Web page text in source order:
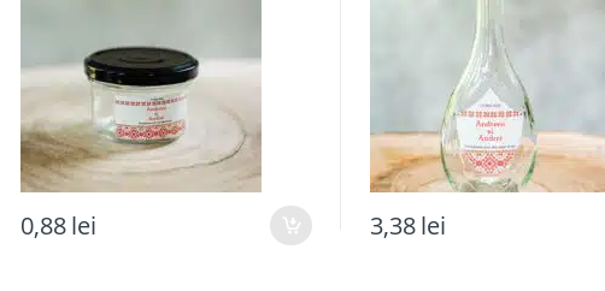
0,88lei 3,38lei